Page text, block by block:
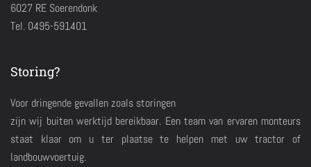
6027 RE Soerendonk
Tel. 0495-591401
Storing?
Voor dringende gevallen zoals storingen
zijn wij buiten werktijd bereikbaar. Een team van ervaren monteurs
staat klaar om u ter plaatse te helpen met uw tractor of
landbouwvoertuig.